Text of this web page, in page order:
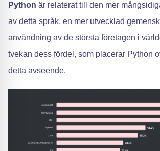
Python är relaterat till den mer
av detta språk, en mer utvecklad
användning av de största företagen i
tvekan dess fördel, som placerar Python
detta avseende.